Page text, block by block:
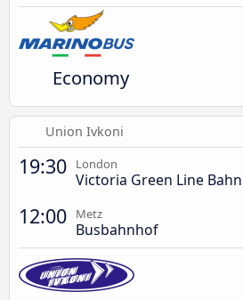
Economy
Union Ivkoni
19:30 London
Victoria Green Line
12:00 Metz
Busbahnhof